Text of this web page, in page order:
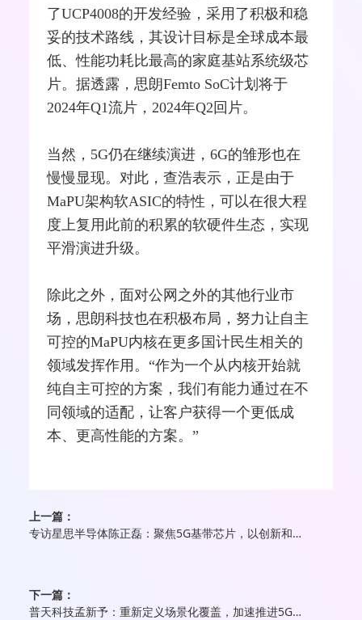
了UCP4008的开发经验，采用了积极和稳
妥的技术路线，其设计目标是全球成本最
低、性能功耗比最高的家庭基站系统级芯
片。据透露，思朗Femto SoC计划将于
2024年Q1流片，2024年Q2回片。
当然，5G仍在继续演进，6G的雏形也在
慢慢显现。对此，查浩表示，正是由于
MaPU架构软ASIC的特性，可以在很大程
度上复用此前的积累的软硬件生态，实现
平滑演进升级。
除此之外，面对公网之外的其他行业市
场，思朗科技也在积极布局，努力让自主
可控的MaPU内核在更多国计民生相关的
领域发挥作用。“作为一个从内核开始就
纯自主可控的方案，我们有能力通过在不
同领域的适配，让客户获得一个更低成
本、更高性能的方案。”
上一篇：
专访星思半导体陈正磊：聚焦5G基带芯片，以创新和专注打磨极致产品
下一篇：
普天科技孟新予：重新定义场景化覆盖，加速推进5G+工业互联网规模应用